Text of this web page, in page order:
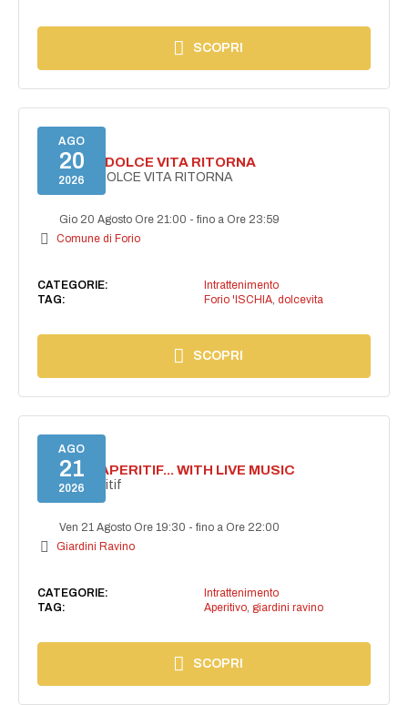
SCOPRI
AGO
20
2026
FORIO LA DOLCE VITA RITORNA
FORIO LA DOLCE VITA RITORNA
Gio 20 Agosto Ore 21:00 -fino a Ore 23:59
Comune di Forio
CATEGORIE:
Intrattenimento
TAG:
Forio 'ISCHIA, dolcevita
SCOPRI
AGO
21
2026
SECRET APERITIF... WITH LIVE MUSIC
Secret aperitif
Ven 21 Agosto Ore 19:30 -fino a Ore 22:00
Giardini Ravino
CATEGORIE:
Intrattenimento
TAG:
Aperitivo, giardini ravino
SCOPRI